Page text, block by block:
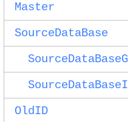
Master
SourceDataBase
OldID